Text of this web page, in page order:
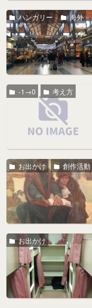
ハンガリー 海外
-1→0 考え方
お出かけ 創作活動
お出かけ